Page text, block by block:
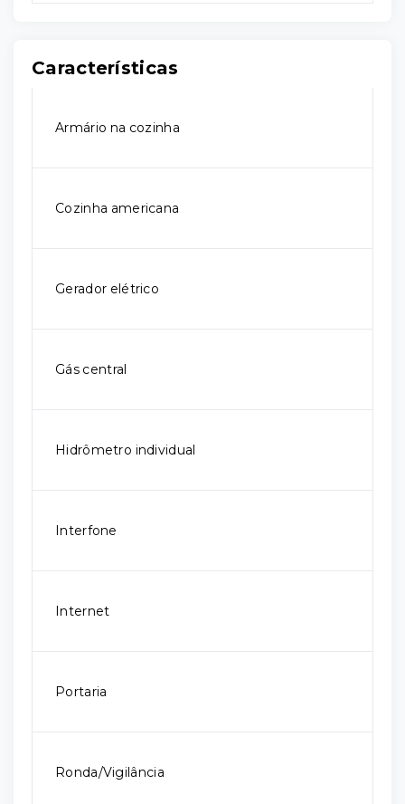
Características
Armário na cozinha
Cozinha americana
Gerador elétrico
Gás central
Hidrômetro individual
Interfone
Internet
Portaria
Ronda/Vigilância